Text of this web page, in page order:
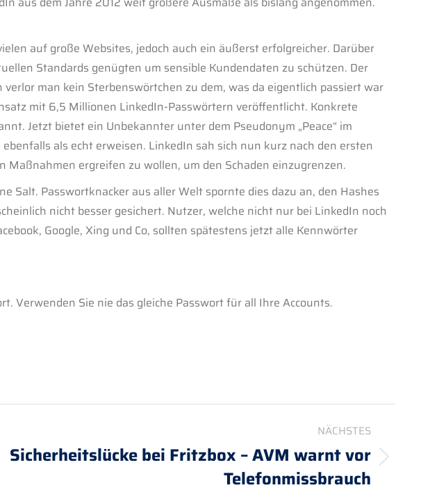
auf große Websites, jedoch auch ein äußerst erfolgreicher. Darüber
Standards genügten um sensible Kundendaten zu schützen. Der
man kein Sterbenswörtchen zu dem, was da eigentlich passiert war
mit 6,5 Millionen LinkedIn-Passwörtern veröffentlicht. Konkrete
Jetzt bietet ein Unbekannter unter dem Pseudonym „Peace“ im
als echt erweisen. LinkedIn sah sich nun kurz nach den ersten
ergreifen zu wollen, um den Schaden einzugrenzen.
Salt. Passwortknacker aus aller Welt spornte dies dazu an, den Hashes
nicht besser gesichert. Nutzer, welche nicht nur bei LinkedIn noch
Google, Xing und Co, sollten spätestens jetzt alle Kennwörter
Verwenden Sie nie das gleiche Passwort für all Ihre Accounts.
NÄCHSTES
Nächster
Sicherheitslücke bei Fritzbox – AVM warnt vor
Telefonmissbrauch